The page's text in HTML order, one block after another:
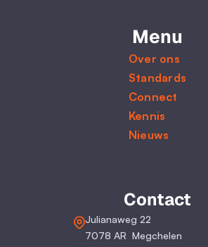
Menu
Over ons
Standards
Connect
Kennis
Nieuws
Contact
Julianaweg 22
7078 AR  Megchelen